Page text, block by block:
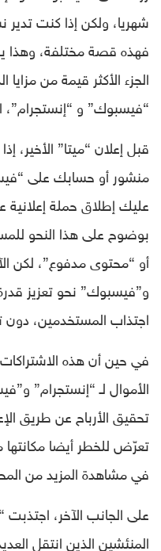
شهريا، ولكن إذا كنت تدير
فهذه قصة مختلفة، وهذا
الجزء الأكثر قيمة من
“فيسبوك” و “إنستجرام”،
قبل إعلان “ميتا”
منشور أو حسابك على
عليك إطلاق حملة إعلانية
بوضوح على هذا النحو
أو “محتوى مدفوع”، لكن
و”فيسبوك” نحو تعزيز
اجتذاب المستخدمين، دون
في حين أن هذه
الأموال لـ “إنستجرام”
تحقيق الأرباح عن طريق
تعرّض للخطر أيضا مكانتها
في مشاهدة المزيد من
على الجانب الآخر،
المنئشين الذين انتقل